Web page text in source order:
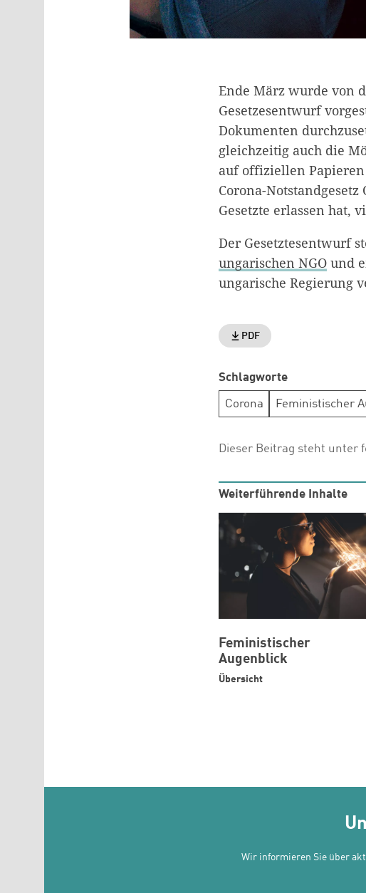
Ende März wurde von
Gesetzesentwurf
Dokumenten
gleichzeitig auch die
auf offiziellen Papieren
Corona-
Gesetzte erlassen hat,
Der Gesetztesentwurf
ungarischen NGO und
ungarische Regierung
PDF
Schlagworte
Corona Feministischer
Dieser Beitrag steht unter
Weiterführende Inhalte
Feministischer
Augenblick
Übersicht
Wir informieren Sie über